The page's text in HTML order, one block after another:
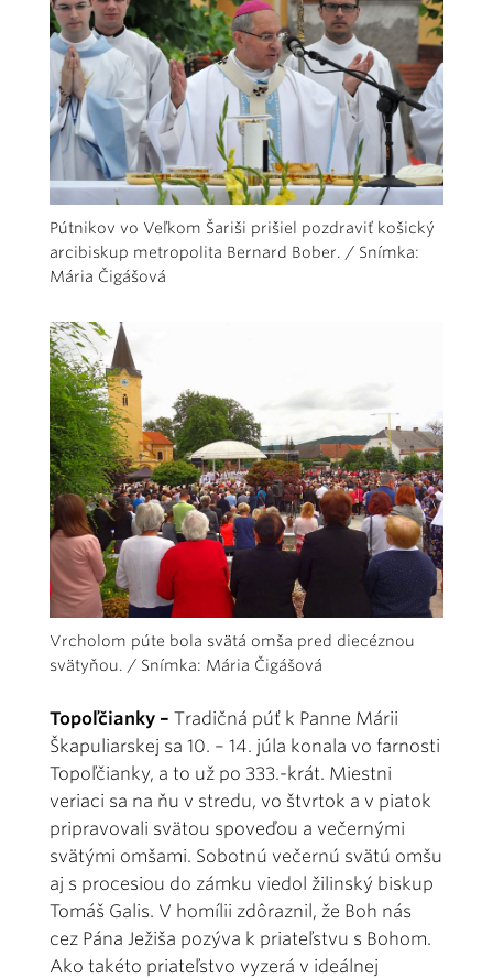
Pútnikov vo Veľkom Šariši prišiel pozdraviť košický
arcibiskup metropolita Bernard Bober. / Snímka:
Mária Čigášová
Vrcholom púte bola svätá omša pred diecéznou
svätyňou. / Snímka: Mária Čigášová
Topoľčianky – Tradičná púť k Panne Márii
Škapuliarskej sa 10. – 14. júla konala vo farnosti
Topoľčianky, a to už po 333.-krát. Miestni
veriaci sa na ňu v stredu, vo štvrtok a v piatok
pripravovali svätou spoveďou a večernými
svätými omšami. Sobotnú večernú svätú omšu
aj s procesiou do zámku viedol žilinský biskup
Tomáš Galis. V homílii zdôraznil, že Boh nás
cez Pána Ježiša pozýva k priateľstvu s Bohom.
Ako takéto priateľstvo vyzerá v ideálnej